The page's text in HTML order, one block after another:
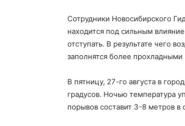
Сотрудники Новосибирского
находится под сильным
отступать. В результате чего
заполнятся более прохладными
В пятницу, 27-го августа в
градусов. Ночью температура
порывов составит 3-8 метров в